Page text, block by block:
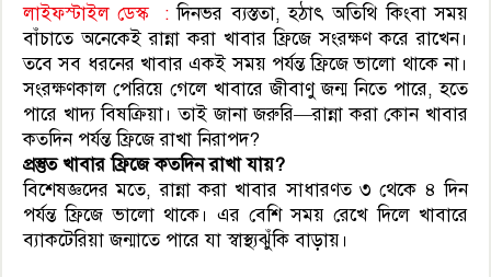
লাইফস্টাইল ডেস্ক :দিনভর ব্যস্ততা, হঠাৎ অতিথি কিংবা সময়
বাঁচাতে অনেকেই রান্না করা খাবার ফ্রিজে সংরক্ষণ করে রাখেন।
তবে সব ধরনের খাবার একই সময় পর্যন্ত ফ্রিজে ভালো থাকে না।
সংরক্ষণকাল পেরিয়ে গেলে খাবারে জীবাণু জন্ম নিতে পারে, হতে
পারে খাদ্য বিষক্রিয়া। তাই জানা জরুরি—রান্না করা কোন খাবার
কতদিন পর্যন্ত ফ্রিজে রাখা নিরাপদ?
প্রস্তুত খাবার ফ্রিজে কতদিন রাখা যায়?
বিশেষজ্ঞদের মতে, রান্না করা খাবার সাধারণত ৩ থেকে ৪ দিন
পর্যন্ত ফ্রিজে ভালো থাকে। এর বেশি সময় রেখে দিলে খাবারে
ব্যাকটেরিয়া জন্মাতে পারে যা স্বাস্থ্যঝুঁকি বাড়ায়।